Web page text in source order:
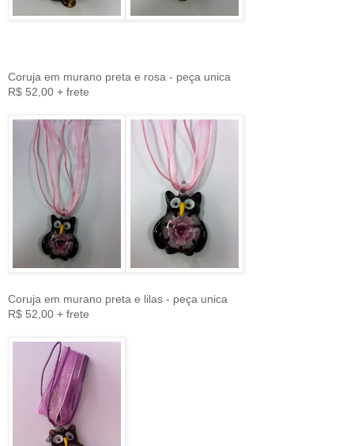
Coruja em murano preta e rosa - peça unica
R$ 52,00 + frete
Coruja em murano preta e lilas - peça unica
R$ 52,00 + frete